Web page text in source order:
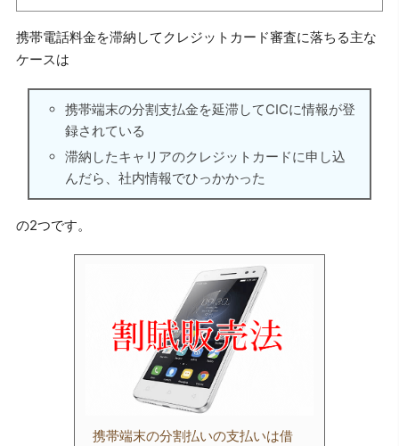
携帯電話料金を滞納してクレジットカード審査に落ちる主な
ケースは
携帯端末の分割支払金を延滞してCICに情報が登
録されている
滞納したキャリアのクレジットカードに申し込
んだら、社内情報でひっかかった
の2つです。
携帯端末の分割払いの支払いは借